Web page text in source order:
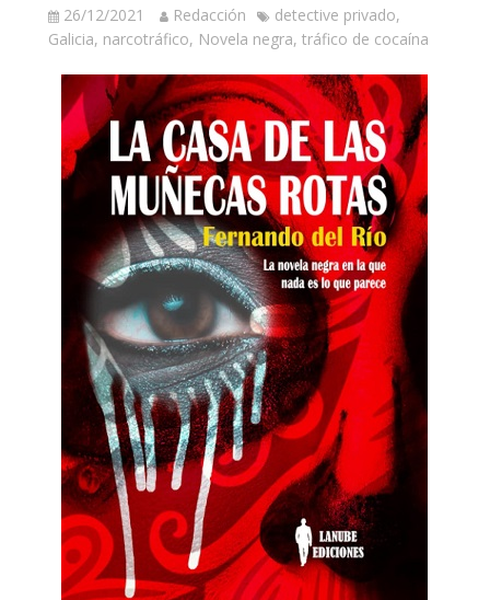
26/12/2021 Redacción detective privado,
Galicia, narcotráfico, Novela negra, tráfico de cocaína